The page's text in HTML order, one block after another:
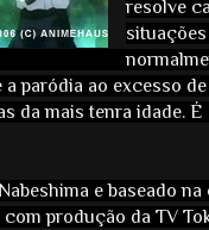
resolve
a paródia ao excesso
da mais tenra idade.
e baseado
com produção da TV